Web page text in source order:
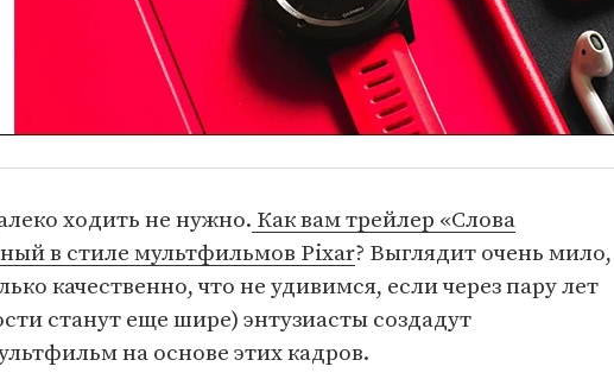
ходить не нужно. Как вам трейлер «Слова
в стиле мультфильмов Pixar? Выглядит очень мило,
качественно, что не удивимся, если через пару лет
станут еще шире) энтузиасты создадут
на основе этих кадров.